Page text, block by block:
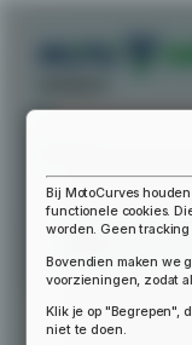
Bij MotoCurves
functionele cookies.
worden. Geen
Bovendien maken we
voorzieningen, zodat
Klik je op "Begrepen",
niet te doen.